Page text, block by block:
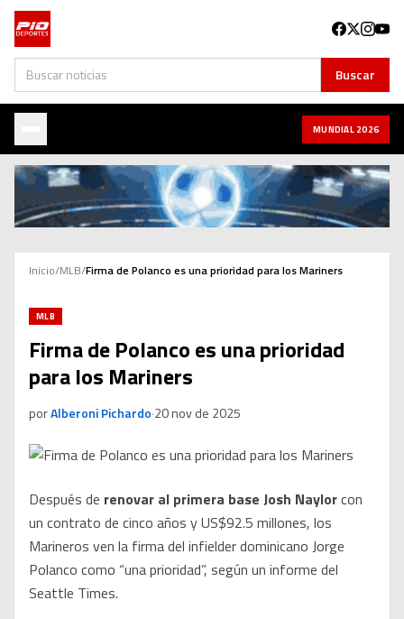
Buscar Buscar
MUNDIAL 2026
Inicio/MLB/Firma de Polanco es una prioridad para los Mariners
MLB
Firma de Polanco es una prioridad
para los Mariners
porAlberoni Pichardo·20 nov de 2025
Después de renovar al primera base Josh Naylorcon
un contrato de cinco años y US$92.5 millones, los
Marineros ven la firma del infielder dominicano Jorge
Polanco como “una prioridad”, según un informe del
Seattle Times.